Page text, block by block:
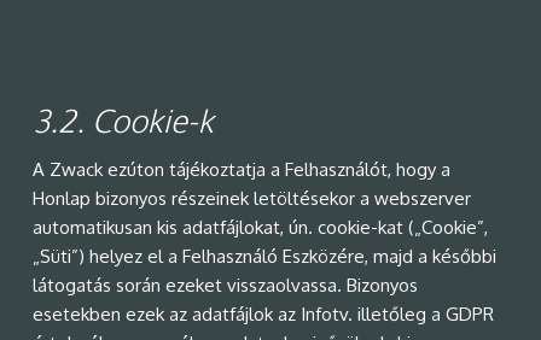
3.2. Cookie-k
A Zwack ezúton tájékoztatja a Felhasználót, hogy a
Honlap bizonyos részeinek letöltésekor a webszerver
automatikusan kis adatfájlokat, ún. cookie-kat („Cookie”,
„Süti”) helyez el a Felhasználó Eszközére, majd a későbbi
látogatás során ezeket visszaolvassa. Bizonyos
esetekben ezek az adatfájlok az Infotv. illetőleg a GDPR